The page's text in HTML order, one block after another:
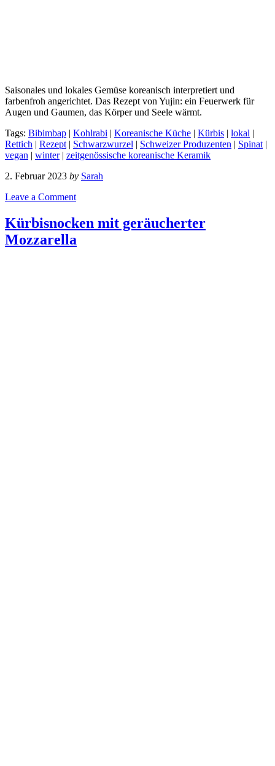
Saisonales und lokales Gemüse koreanisch interpretiert und
farbenfroh angerichtet. Das Rezept von Yujin: ein Feuerwerk für
Augen und Gaumen, das Körper und Seele wärmt.
Tags: Bibimbap | Kohlrabi | Koreanische Küche | Kürbis | lokal |
Rettich | Rezept | Schwarzwurzel | Schweizer Produzenten | Spinat |
vegan | winter| zeitgenössische koreanische Keramik
2. Februar 2023 by Sarah
Leave a Comment
Kürbisnocken mit geräucherter
Mozzarella